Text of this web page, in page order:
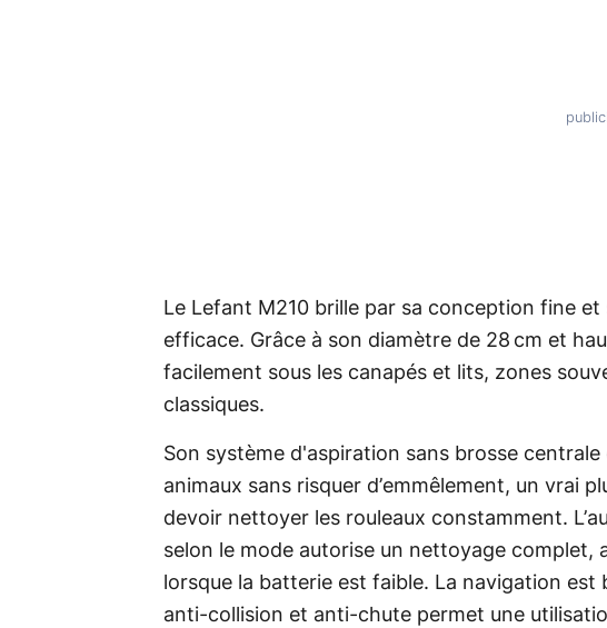
Le Lefant M210 brille par sa conception fine
efficace. Grâce à son diamètre de 28 cm et
facilement sous les canapés et lits, zones
classiques.
Son système d'aspiration sans brosse
animaux sans risquer d’emmêlement, un vrai
devoir nettoyer les rouleaux constamment.
selon le mode autorise un nettoyage complet,
lorsque la batterie est faible. La navigation est
anti‑collision et anti‑chute permet une